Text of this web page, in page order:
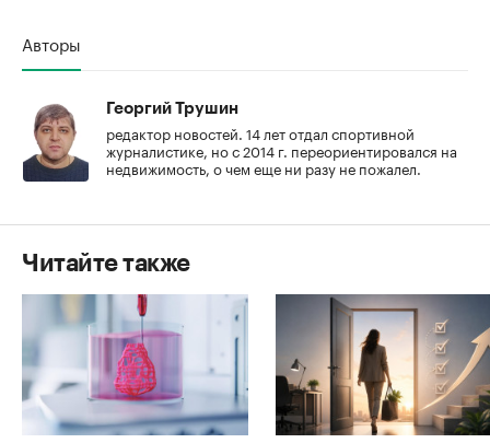
Авторы
Георгий Трушин
редактор новостей. 14 лет отдал спортивной
журналистике, но с 2014 г. переориентировался на
недвижимость, о чем еще ни разу не пожалел.
Читайте также